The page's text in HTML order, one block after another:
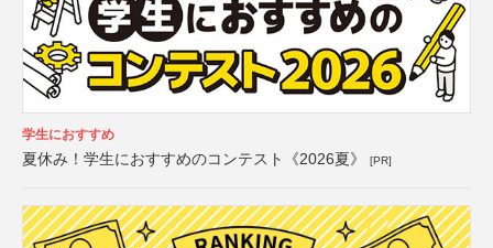
学生におすすめ
夏休み！学生におすすめのコンテスト《2026夏》 [PR]